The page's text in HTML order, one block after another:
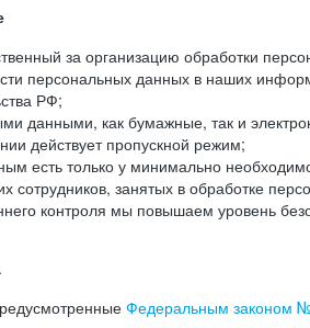
за организацию обработки
персональных данных в наших
РФ;
данными, как бумажные, так и
действует пропускной режим;
есть только у минимально
сотрудников, занятых в обработке
контроля мы повышаем уровень
Федеральным законом